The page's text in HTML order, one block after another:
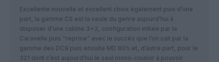
Excellente nouvelle et excellent choix également puis d’une
part, la gamme CS est la seule du genre aujourd’hui à
disposer d’une cabine 3+2, configuration initiée par la
Caravelle puis “reprise” avec le succès que l’on sait par la
gamme des DC9 puis ensuite MD 80’s et, d’autre part, pour le
321 dont c’est aujourd’hui le seul mono-couloir à pouvoir